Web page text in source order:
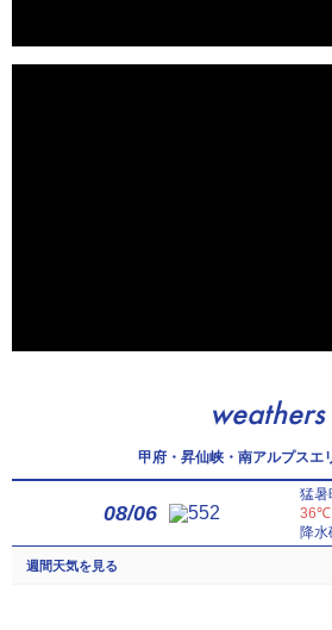
weathers
甲府・昇仙峡・南アルプスエ
08/06
猛暑
36℃
降
週間天気を見る